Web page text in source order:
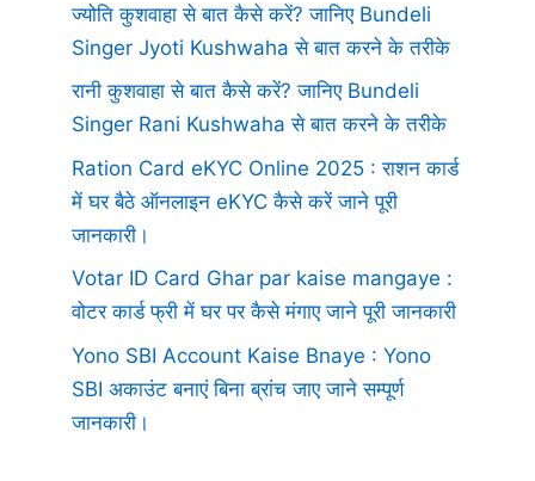
ज्योति कुशवाहा से बात कैसे करें? जानिए Bundeli
Singer Jyoti Kushwaha से बात करने के तरीके
रानी कुशवाहा से बात कैसे करें? जानिए Bundeli
Singer Rani Kushwaha से बात करने के तरीके
Ration Card eKYC Online 2025 : राशन कार्ड
में घर बैठे ऑनलाइन eKYC कैसे करें जाने पूरी
जानकारी।
Votar ID Card Ghar par kaise mangaye :
वोटर कार्ड फ्री में घर पर कैसे मंगाए जाने पूरी जानकारी
Yono SBI Account Kaise Bnaye : Yono
SBI अकाउंट बनाएं बिना ब्रांच जाए जाने सम्पूर्ण
जानकारी।